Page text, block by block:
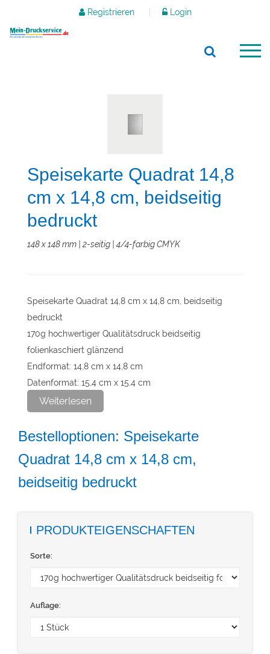
Registrieren Login
Speisekarte Quadrat 14,8
cm x 14,8 cm, beidseitig
bedruckt
148 x 148 mm | 2-seitig | 4/4-farbig CMYK
Speisekarte Quadrat 14,8 cm x 14,8 cm, beidseitig
bedruckt
170g hochwertiger Qualitätsdruck beidseitig
folienkaschiert glänzend
Endformat: 14,8 cm x 14,8 cm
Datenformat: 15,4 cm x 15,4 cm
Diese Auflage wird im hochwertigen Digitaldruck
produziert.
Weiterlesen
Bestelloptionen: Speisekarte
Quadrat 14,8 cm x 14,8 cm,
beidseitig bedruckt
PRODUKTEIGENSCHAFTEN
Sorte:
Auflage: